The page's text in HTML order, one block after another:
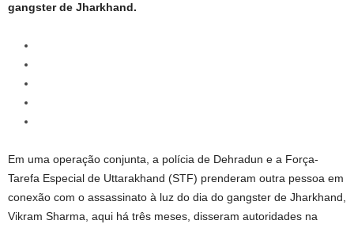
gangster de Jharkhand.
Em uma operação conjunta, a polícia de Dehradun e a Força-
Tarefa Especial de Uttarakhand (STF) prenderam outra pessoa em
conexão com o assassinato à luz do dia do gangster de Jharkhand,
Vikram Sharma, aqui há três meses, disseram autoridades na